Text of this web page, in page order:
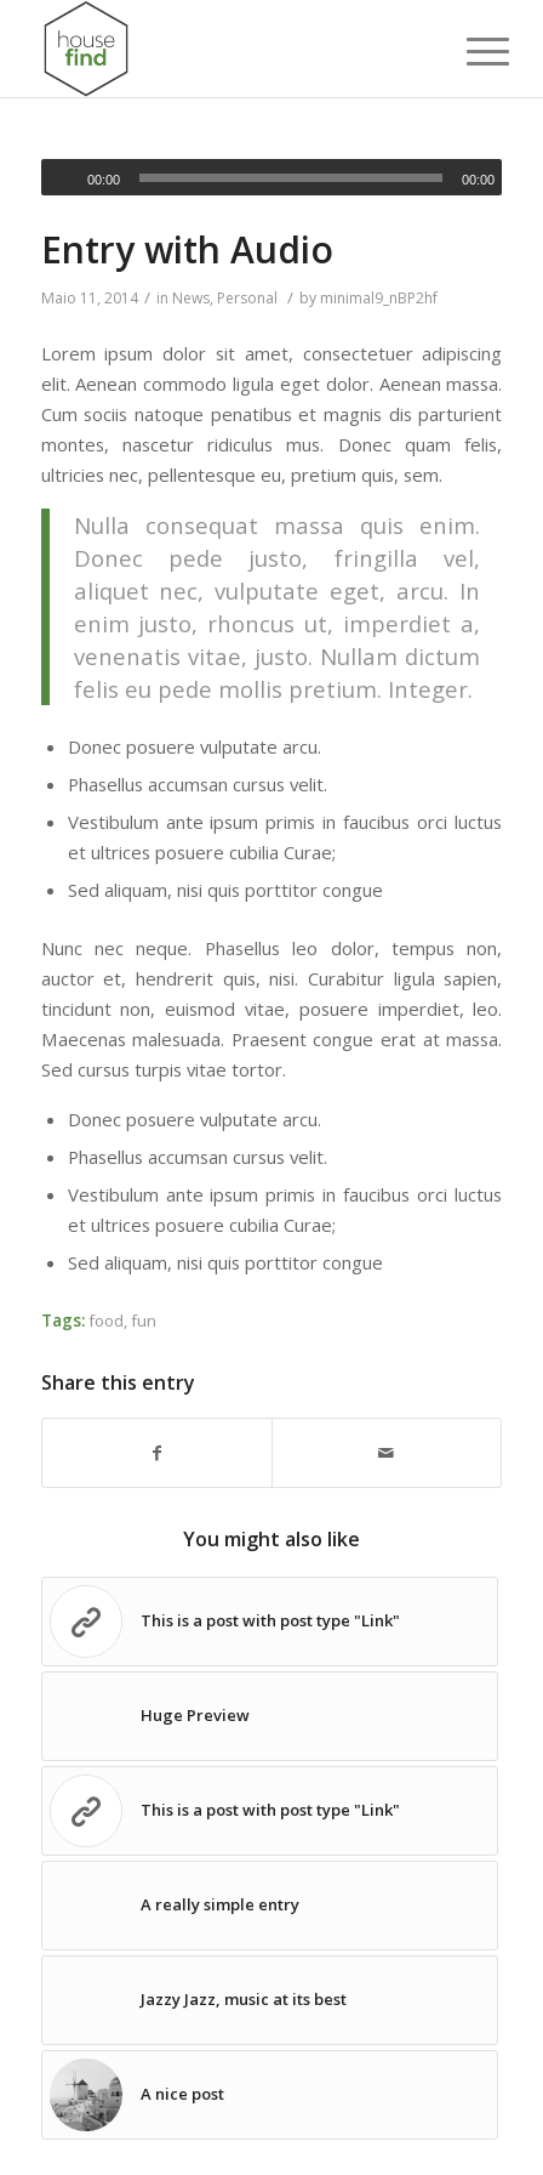
00:00 00:00
Entry with Audio
Maio 11, 2014 / in News, Personal / by minimal9_nBP2hf
Lorem ipsum dolor sit amet, consectetuer adipiscing
elit. Aenean commodo ligula eget dolor. Aenean massa.
Cum sociis natoque penatibus et magnis dis parturient
montes, nascetur ridiculus mus. Donec quam felis,
ultricies nec, pellentesque eu, pretium quis, sem.
Nulla consequat massa quis enim.
Donec pede justo, fringilla vel,
aliquet nec, vulputate eget, arcu. In
enim justo, rhoncus ut, imperdiet a,
venenatis vitae, justo. Nullam dictum
felis eu pede mollis pretium. Integer.
Donec posuere vulputate arcu.
Phasellus accumsan cursus velit.
Vestibulum ante ipsum primis in faucibus orci luctus
et ultrices posuere cubilia Curae;
Sed aliquam, nisi quis porttitor congue
Nunc nec neque. Phasellus leo dolor, tempus non,
auctor et, hendrerit quis, nisi. Curabitur ligula sapien,
tincidunt non, euismod vitae, posuere imperdiet, leo.
Maecenas malesuada. Praesent congue erat at massa.
Sed cursus turpis vitae tortor.
Donec posuere vulputate arcu.
Phasellus accumsan cursus velit.
Vestibulum ante ipsum primis in faucibus orci luctus
et ultrices posuere cubilia Curae;
Sed aliquam, nisi quis porttitor congue
Tags:food fun
Share this entry
You might also like
This is a post with post type "Link"
Huge Preview
This is a post with post type "Link"
A really simple entry
Jazzy Jazz, music at its best
A nice post